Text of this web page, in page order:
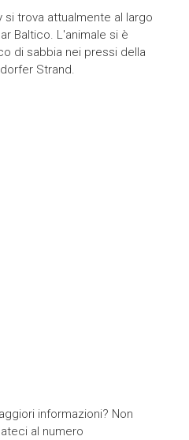
si trova attualmente al largo
Baltico. L'animale si è
di sabbia nei pressi della
Strand.
informazioni? Non
al numero